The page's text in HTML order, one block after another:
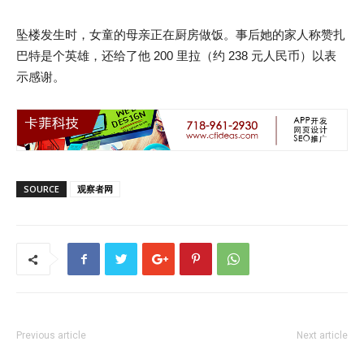
坠楼发生时，女童的母亲正在厨房做饭。事后她的家人称赞扎
巴特是个英雄，还给了他 200 里拉（约 238 元人民币）以表
示感谢。
SOURCE 观察者网
Previous article Next article